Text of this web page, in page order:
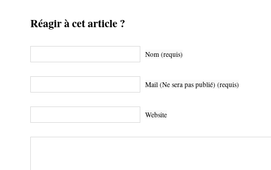
Réagir à cet article ?
Nom (requis)
Mail (Ne sera pas publié) (requis)
Website